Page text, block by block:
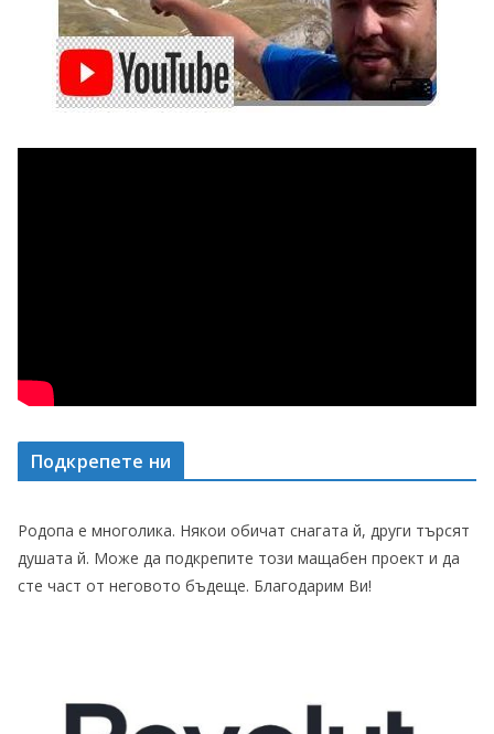
Подкрепете ни
Родопа е многолика. Някои обичат снагата й, други търсят
душата й. Може да подкрепите този мащабен проект и да
сте част от неговото бъдеще. Благодарим Ви!